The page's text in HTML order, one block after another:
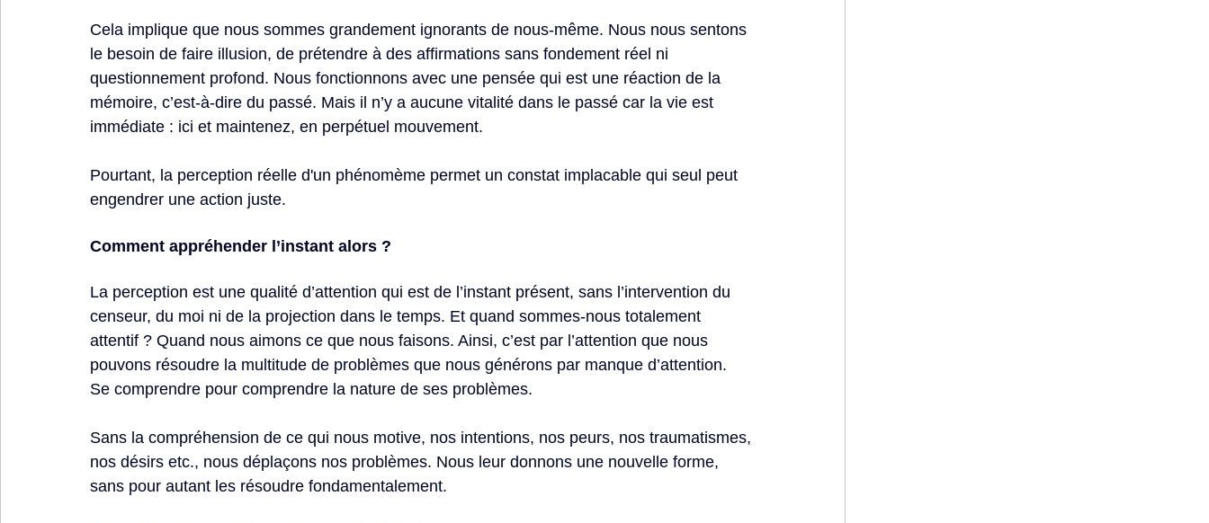
Cela implique que nous sommes grandement ignorants de nous-même. Nous nous sentons
le besoin de faire illusion, de prétendre à des affirmations sans fondement réel ni
questionnement profond. Nous fonctionnons avec une pensée qui est une réaction de la
mémoire, c’est-à-dire du passé. Mais il n’y a aucune vitalité dans le passé car la vie est
immédiate : ici et maintenez, en perpétuel mouvement.
Pourtant, la perception réelle d'un phénomème permet un constat implacable qui seul peut
engendrer une action juste.
Comment appréhender l’instant alors ?
La perception est une qualité d’attention qui est de l’instant présent, sans l’intervention du
censeur, du moi ni de la projection dans le temps. Et quand sommes-nous totalement
attentif ? Quand nous aimons ce que nous faisons. Ainsi, c’est par l’attention que nous
pouvons résoudre la multitude de problèmes que nous générons par manque d’attention.
Se comprendre pour comprendre la nature de ses problèmes.
Sans la compréhension de ce qui nous motive, nos intentions, nos peurs, nos traumatismes,
nos désirs etc., nous déplaçons nos problèmes. Nous leur donnons une nouvelle forme,
sans pour autant les résoudre fondamentalement.